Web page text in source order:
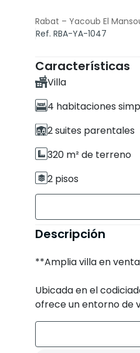
Rabat – Yacoub El
Ref. RBA-YA-1047
Características
Villa
4 habitaciones
2 suites parentales
320 m² de terreno
2 pisos
Estado de la
Garaje
Descripción
**Amplia villa en
Ubicada en el
ofrece un entorno de
Ideal para una
posee un carácter